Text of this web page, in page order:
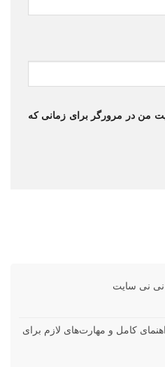
نی نی سایت
کامل و مهارت‌های لازم برای
من در مرورگر برای زمانی که